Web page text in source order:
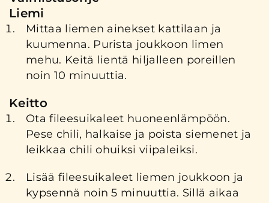
Liemi
Mittaa liemen ainekset kattilaan ja
kuumenna. Purista joukkoon limen
mehu. Keitä lientä hiljalleen poreillen
noin 10 minuuttia.
Keitto
Ota fileesuikaleet huoneenlämpöön.
Pese chili, halkaise ja poista siemenet ja
leikkaa chili ohuiksi viipaleiksi.
Lisää fileesuikaleet liemen joukkoon ja
kypsennä noin 5 minuuttia. Sillä aikaa